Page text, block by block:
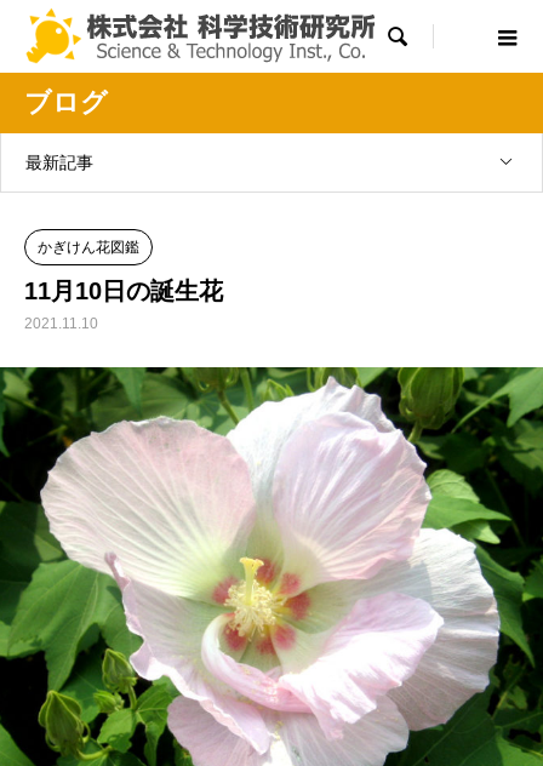

ブログ
最新記事
かぎけん花図鑑
11月10日の誕生花
2021.11.10